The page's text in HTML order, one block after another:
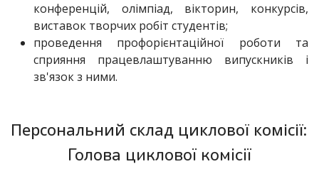
конференцій, олімпіад, вікторин, конкурсів,
виставок творчих робіт студентів;
проведення профорієнтаційної роботи та
сприяння працевлаштуванню випускників і
зв'язок з ними.
Персональний склад циклової комісії:
Голова циклової комісії